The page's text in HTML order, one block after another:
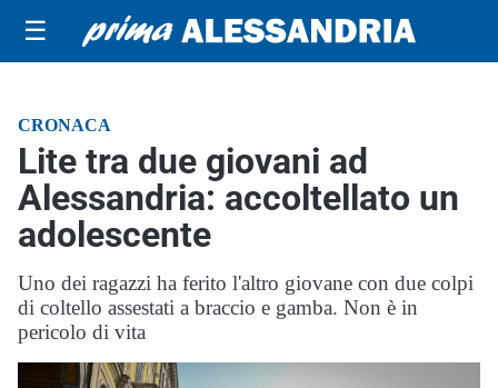
☰
CRONACA
Lite tra due giovani ad
Alessandria: accoltellato un
adolescente
Uno dei ragazzi ha ferito l'altro giovane con due colpi
di coltello assestati a braccio e gamba. Non è in
pericolo di vita